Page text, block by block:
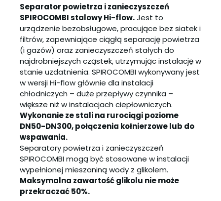
Separator powietrza i zanieczyszczeń
SPIROCOMBI stalowy Hi-flow.Jest to
urządzenie bezobsługowe, pracujące bez siatek i
filtrów, zapewniające ciągłą separację powietrza
(i gazów) oraz zanieczyszczeń stałych do
najdrobniejszych cząstek, utrzymując instalację w
stanie uzdatnienia. SPIROCOMBI wykonywany jest
w wersji Hi-flow głównie dla instalacji
chłodniczych – duże przepływy czynnika –
większe niż w instalacjach ciepłowniczych.
Wykonanie ze stali na rurociągi poziome
DN50-DN300, połączenia kołnierzowe lub do
wspawania.
Separatory powietrza i zanieczyszczeń
SPIROCOMBI mogą być stosowane w instalacji
wypełnionej mieszaniną wody z glikolem.
Maksymalna zawartość glikolu nie może
przekraczać 50%.